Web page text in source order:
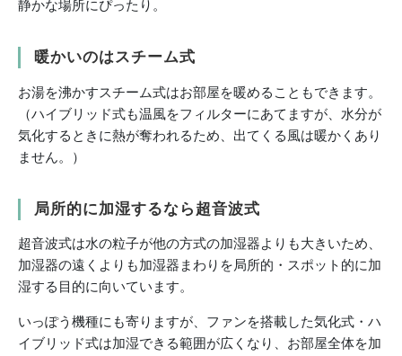
静かな場所にぴったり。
暖かいのはスチーム式
お湯を沸かすスチーム式はお部屋を暖めることもできます。
（ハイブリッド式も温風をフィルターにあてますが、水分が
気化するときに熱が奪われるため、出てくる風は暖かくあり
ません。）
局所的に加湿するなら超音波式
超音波式は水の粒子が他の方式の加湿器よりも大きいため、
加湿器の遠くよりも加湿器まわりを局所的・スポット的に加
湿する目的に向いています。
いっぽう機種にも寄りますが、ファンを搭載した気化式・ハ
イブリッド式は加湿できる範囲が広くなり、お部屋全体を加